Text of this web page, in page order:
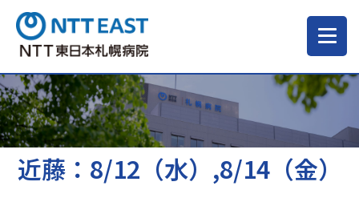
当院について
ご来院される方へ
近藤：8/12（水）,8/14（金）